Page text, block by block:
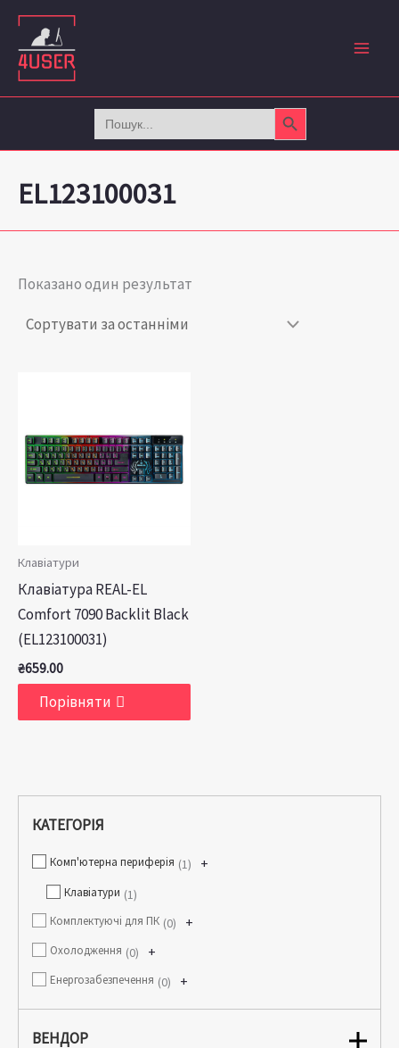
Перейти
вмісту
Search
for:
Search Button
КАТЕГОРІЯ
Комп'ютерна периферія +
1
Клавіатури 1
Комплектуючі для ПК +
0
Охолодження +
0
Енергозабезпечення +
0
ВЕНДОР
EL123100031
Показано один результат
Клавіатури
Клавіатура REAL-EL
Comfort 7090 Backlit Black
(EL123100031)
₴659.00
Порівняти